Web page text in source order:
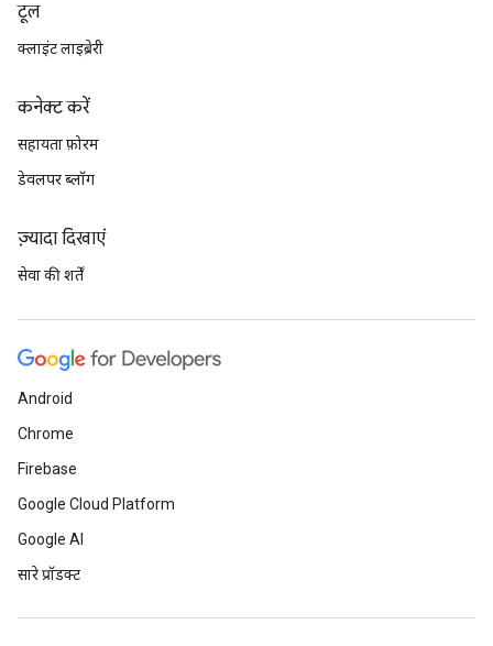
टूल
क्लाइंट लाइब्रेरी
कनेक्ट करें
सहायता फ़ोरम
डेवलपर ब्लॉग
ज़्यादा दिखाएं
सेवा की शर्तें
Android
Chrome
Firebase
Google Cloud Platform
Google AI
सारे प्रॉडक्ट